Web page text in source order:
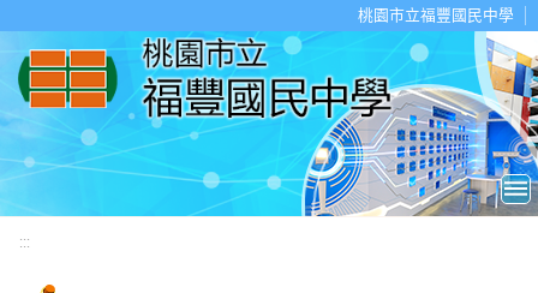
桃園市立福豐國民中學
:::